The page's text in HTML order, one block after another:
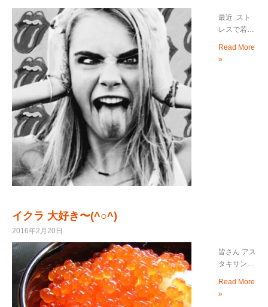
最近 スト
レスで若…
Read More
»
イクラ 大好き〜(^○^)
2016年2月20日
皆さん アス
タキサン…
Read More
»